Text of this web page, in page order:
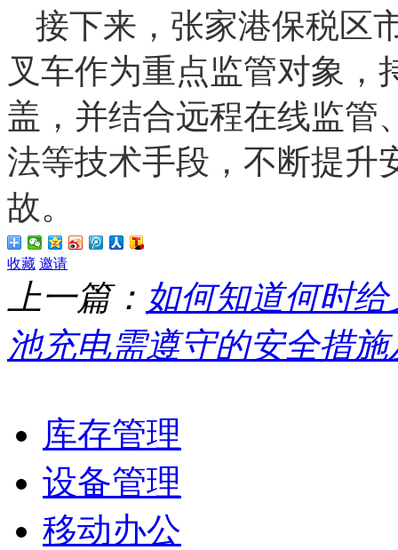
接下来，张家港保税区
叉车作为重点监管对象，
盖，并结合远程在线监管
法等技术手段，不断提升
故。
收藏 邀请
上一篇： 如何知道何时
池充电需遵守的安全措
库存管理
设备管理
移动办公